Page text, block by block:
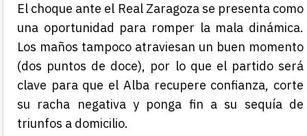
El choque ante el Real Zaragoza se presenta como
una oportunidad para romper la mala dinámica.
Los maños tampoco atraviesan un buen momento
(dos puntos de doce), por lo que el partido será
clave para que el Alba recupere confianza, corte
su racha negativa y ponga fin a su sequía de
triunfos a domicilio.